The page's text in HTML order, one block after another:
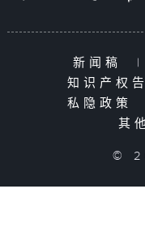
新闻稿 |
知识产权
私隐政策
其
©